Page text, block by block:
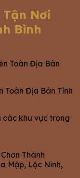
Tận Nơi
Bình
Toàn Địa Bàn Tỉnh
các khu vực trong
Thành
Mập, Lộc Ninh,